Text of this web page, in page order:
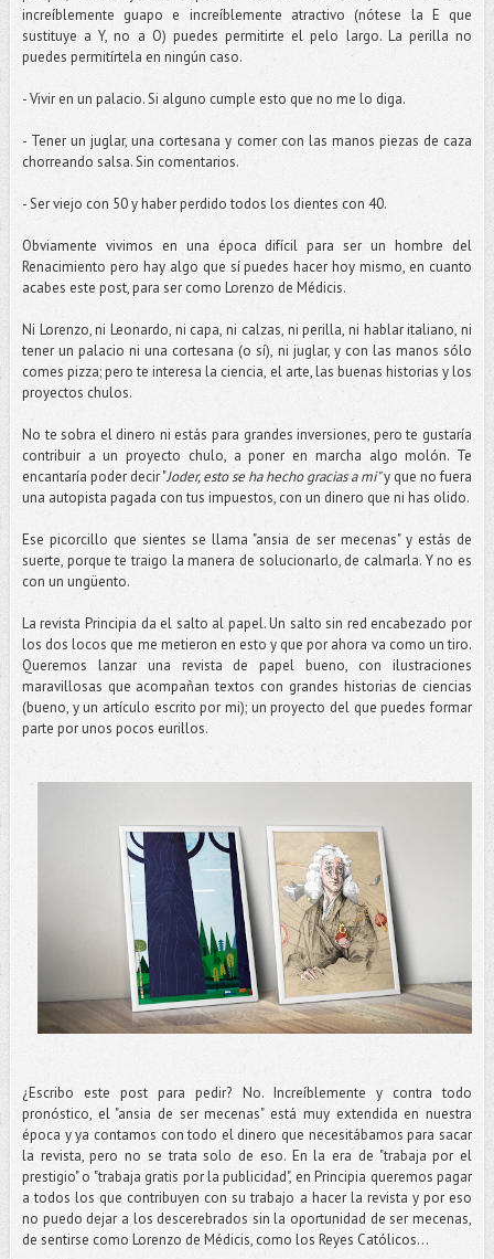
increíblemente guapo e increíblemente atractivo (nótese la E que
sustituye a Y, no a O) puedes permitirte el pelo largo. La perilla no
puedes permitírtela en ningún caso.
- Vivir en un palacio. Si alguno cumple esto que no me lo diga.
- Tener un juglar, una cortesana y comer con las manos piezas de caza
chorreando salsa. Sin comentarios.
- Ser viejo con 50 y haber perdido todos los dientes con 40.
Obviamente vivimos en una época difícil para ser un hombre del
Renacimiento pero hay algo que sí puedes hacer hoy mismo, en cuanto
acabes este post, para ser como Lorenzo de Médicis.
Ni Lorenzo, ni Leonardo, ni capa, ni calzas, ni perilla, ni hablar italiano, ni
tener un palacio ni una cortesana (o sí), ni juglar, y con las manos sólo
comes pizza; pero te interesa la ciencia, el arte, las buenas historias y los
proyectos chulos.
No te sobra el dinero ni estás para grandes inversiones, pero te gustaría
contribuir a un proyecto chulo, a poner en marcha algo molón. Te
encantaría poder decir "Joder, esto se ha hecho gracias a mi"y que no fuera
una autopista pagada con tus impuestos, con un dinero que ni has olido.
Ese picorcillo que sientes se llama "ansia de ser mecenas" y estás de
suerte, porque te traigo la manera de solucionarlo, de calmarla. Y no es
con un ungüento.
La revista Principia da el salto al papel. Un salto sin red encabezado por
los dos locos que me metieron en esto y que por ahora va como un tiro.
Queremos lanzar una revista de papel bueno, con ilustraciones
maravillosas que acompañan textos con grandes historias de ciencias
(bueno, y un artículo escrito por mi); un proyecto del que puedes formar
parte por unos pocos eurillos.
¿Escribo este post para pedir? No. Increíblemente y contra todo
pronóstico, el "ansia de ser mecenas" está muy extendida en nuestra
época y ya contamos con todo el dinero que necesitábamos para sacar
la revista, pero no se trata solo de eso. En la era de "trabaja por el
prestigio" o "trabaja gratis por la publicidad", en Principia queremos pagar
a todos los que contribuyen con su trabajo a hacer la revista y por eso
no puedo dejar a los descerebrados sin la oportunidad de ser mecenas,
de sentirse como Lorenzo de Médicis, como los Reyes Católicos...